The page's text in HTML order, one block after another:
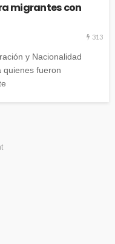
migrantes con
313
y Nacionalidad
quienes fueron